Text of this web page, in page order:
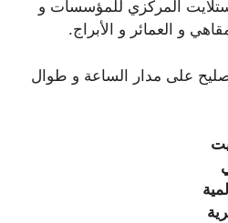
المركزي للمؤسسات و
و العمائر و الأبراج.
على مدار الساعة و طوال